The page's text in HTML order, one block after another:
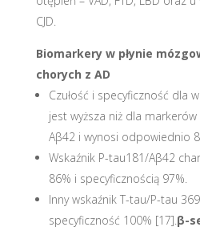
CJD.
Biomarkery w płynie
chorych z AD
Czułość i specyficzność dla
jest wyższa niż dla
Aβ42 i wynosi odpowiednio
Wskaźnik P-tau181/Aβ42
86% i specyficznością 97%.
Inny wskaźnik T-tau/P-tau
specyficzność 100% [17].β-